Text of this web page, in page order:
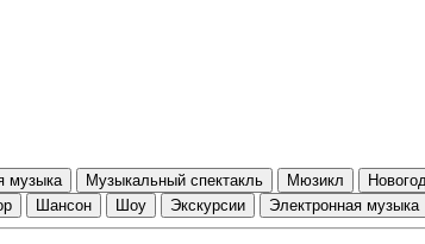
музыка Музыкальный спектакль Мюзикл
Шансон Шоу Экскурсии Электронная музыка